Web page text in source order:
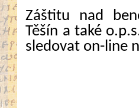
Záštitu nad
Těšín a také
sledovat on-line